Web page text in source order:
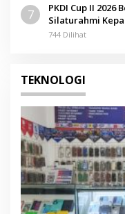
7
PKDI Cup II
Silaturahmi
744 Dilihat
TEKNOLOGI